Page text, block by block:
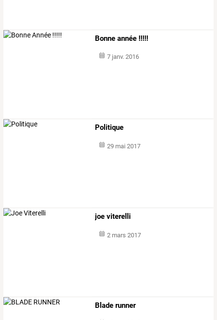
Bonne année !!!!!
7 janv. 2016
Politique
29 mai 2017
joe viterelli
2 mars 2017
Blade runner